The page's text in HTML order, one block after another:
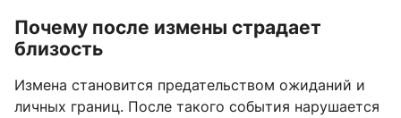
Почему после измены страдает
близость
Измена становится предательством ожиданий и
личных границ. После такого события нарушается